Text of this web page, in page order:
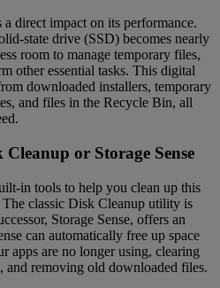
direct impact on its performance.
state drive (SSD) becomes nearly
room to manage temporary files,
other essential tasks. This digital
downloaded installers, temporary
and files in the Recycle Bin, all
or Storage Sense
in tools to help you clean up this
classic Disk Cleanup utility is
Storage Sense, offers an
can automatically free up space
apps are no longer using, clearing
and removing old downloaded files.